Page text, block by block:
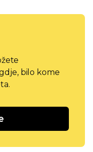
bilo kome